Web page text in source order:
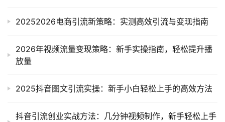
20252026电商引流新策略：实测高效引流与变现指南
2026年视频流量变现策略：新手实操指南，轻松提升播
放量
2025抖音图文引流实操：新手小白轻松上手的高效方法
抖音引流创业实战方法：几分钟视频制作，新手轻松上手